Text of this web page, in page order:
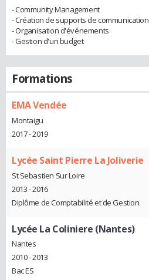
- Community Management
- Création de supports de communication
- Organisation d'événements
- Gestion d'un budget
Formations
EMA Vendée
Montaigu
2017 - 2019
Lycée Saint Pierre La Joliverie
St Sebastien Sur Loire
2013 - 2016
Diplôme de Comptabilité et de Gestion
Lycée La Coliniere (Nantes)
Nantes
2010 - 2013
Bac ES